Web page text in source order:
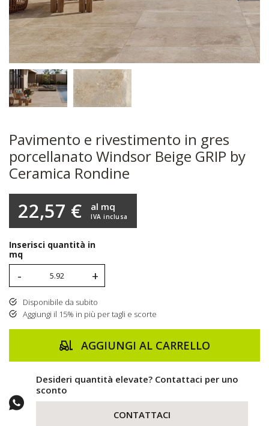
Pavimento e rivestimento in gres
porcellanato Windsor Beige GRIP by
Ceramica Rondine
22,57 € IVA inclusa
al mq
Inserisci quantità in
mq
- +
Disponibile da subito
Aggiungi il 15% in più per tagli e scorte
AGGIUNGI AL CARRELLO
Desideri quantità elevate? Contattaci per uno
sconto
CONTATTACI